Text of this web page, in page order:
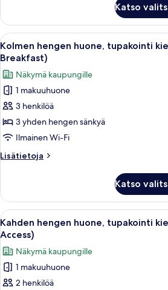
Floor,
with
Breakfast)
kuvat
huone
(kaksi
sänkyä),
tupakointi
(Top
Floor,
with
Breakfast)
Katso
Avaa
kaikki
huonetyypin
Kolmen
hengen
huone,
tupakointi
kielletty
(Top
Floor,
Breakfast)
kuvat
9
Kolmen hengen huone, tupakointi
Breakfast)
Näkymä kaupungille
1 makuuhuone
3 henkilöä
3 yhden hengen sänkyä
Ilmainen Wi-Fi
Lisätietoja
Lisätietoja
huone,
tupakointi
kielletty
(Top
with
Breakfast)
Katso
Avaa
kaikki
huonetyypin
Kahden
hengen
huone,
6
Kahden hengen huone, tupakointi
Access)
Näkymä kaupungille
1 makuuhuone
2 henkilöä